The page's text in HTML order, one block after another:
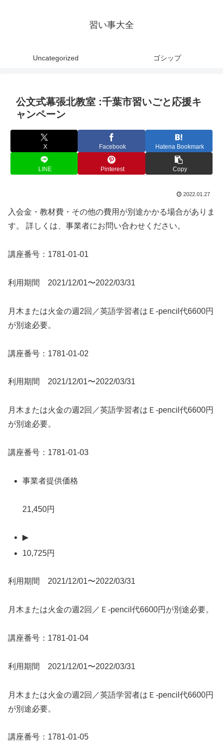
習い事大全
Uncategorized ゴシップ
公文式幕張北教室 :千葉市習いごと応援キ
ャンペーン
X Facebook Hatena Bookmark
LINE Pinterest Copy
2022.01.27
入会金・教材費・その他の費用が別途かかる場合がありま
す。 詳しくは、事業者にお問い合わせください。
講座番号：1781-01-01
利用期間 2021/12/01〜2022/03/31
月木または火金の週2回／英語学習者はＥ-pencil代6600円
が別途必要。
講座番号：1781-01-02
利用期間 2021/12/01〜2022/03/31
月木または火金の週2回／英語学習者はＥ-pencil代6600円
が別途必要。
講座番号：1781-01-03
事業者提供価格
21,450円
▶
10,725円
利用期間 2021/12/01〜2022/03/31
月木または火金の週2回／Ｅ-pencil代6600円が別途必要。
講座番号：1781-01-04
利用期間 2021/12/01〜2022/03/31
月木または火金の週2回／英語学習者はＥ-pencil代6600円
が別途必要。
講座番号：1781-01-05